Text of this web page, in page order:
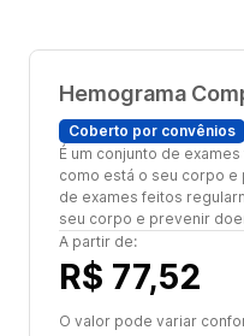
Hemograma
Coberto por convênios
É um conjunto de
como está o seu corpo e
de exames feitos
seu corpo e prevenir
A partir de:
R$ 77,52
O valor pode variar